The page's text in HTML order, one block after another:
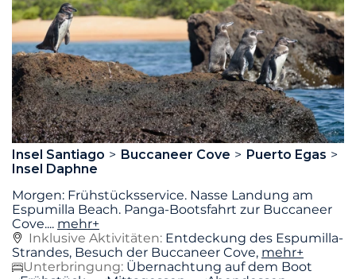
Insel Santiago Buccaneer Cove
Puerto Egas
Insel Daphne
Morgen: Frühstücksservice. Nasse Landung am
Espumilla Beach. Panga-Bootsfahrt zur Buccaneer
Cove.... mehr+
Inklusive Aktivitäten: Entdeckung des Espumilla-
Strandes, Besuch der Buccaneer Cove, mehr+
Unterbringung: Übernachtung auf dem Boot